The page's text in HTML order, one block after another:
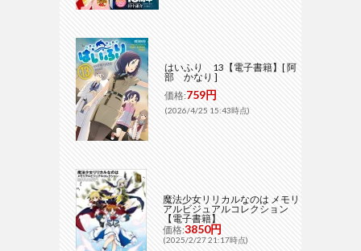
はいふり 13【電子書籍】[ 阿
部 かなり ]
価格:759円
(2026/4/25 15:43時点)
魔法少女リリカルなのは メモリ
アルビジュアルコレクション
【電子書籍】
価格:3850円
(2025/2/27 21:17時点)